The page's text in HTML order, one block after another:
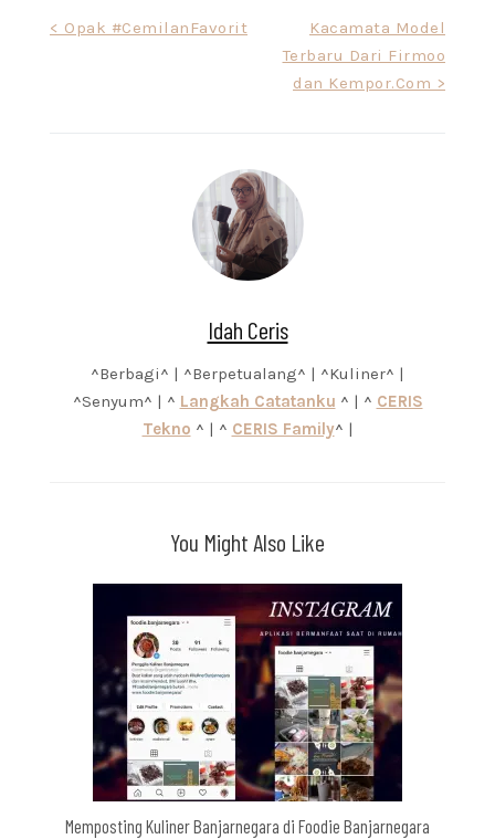
Banyumas, dan
< Opak #CemilanFavorit
Kacamata Model
Terbaru Dari Firmoo
dan Kempor.Com >
Idah Ceris
^Berbagi^ | ^Berpetualang^ | ^Kuliner^ |
^Senyum^ | ^ Langkah Catatanku ^ | ^ CERIS
Tekno ^ | ^ CERIS Family^ |
You Might Also Like
Memposting Kuliner Banjarnegara di Foodie Banjarnegara